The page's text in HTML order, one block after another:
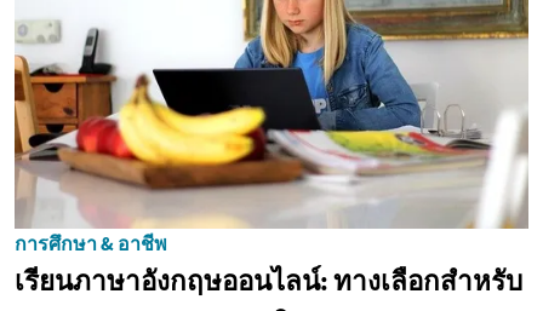
การศึกษา & อาชีพ
เรียนภาษาอังกฤษออนไลน์: ทางเลือกสำหรับ